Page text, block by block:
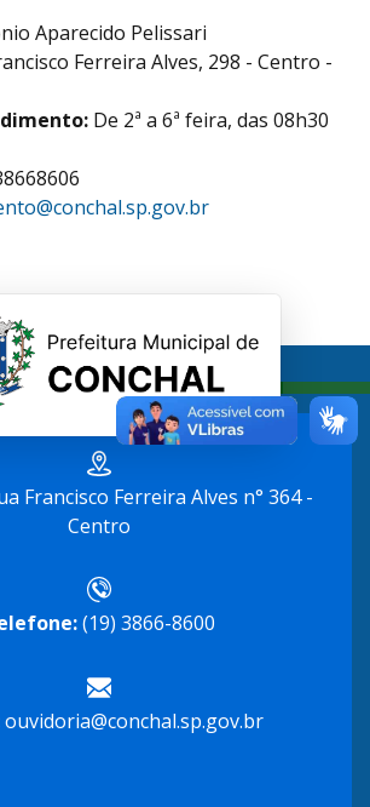
Aparecido Pelissari
Ferreira Alves, 298 - Centro -
De 2ª a 6ª feira, das 08h30
Francisco Ferreira Alves n° 364 -
Centro
(19) 3866-8600
ouvidoria@conchal.sp.gov.br